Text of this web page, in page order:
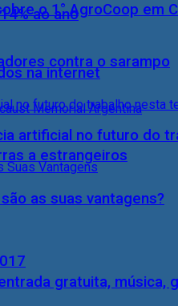
ao ano
contra o sarampo
a estrangeiros
gratuita, música,
o 1° AgroCoop em
na internet
artificial no futuro do
as suas vantagens?